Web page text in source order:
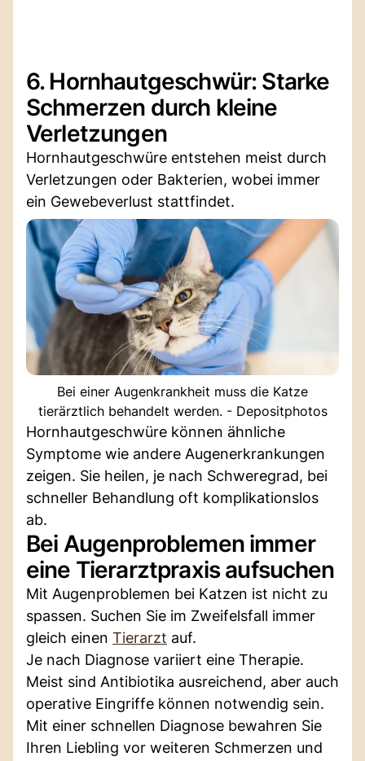
6. Hornhautgeschwür: Starke
Schmerzen durch kleine
Verletzungen
Hornhautgeschwüre entstehen meist durch
Verletzungen oder Bakterien, wobei immer
ein Gewebeverlust stattfindet.
Bei einer Augenkrankheit muss die Katze
tierärztlich behandelt werden. - Depositphotos
Hornhautgeschwüre können ähnliche
Symptome wie andere Augenerkrankungen
zeigen. Sie heilen, je nach Schweregrad, bei
schneller Behandlung oft komplikationslos
ab.
Bei Augenproblemen immer
eine Tierarztpraxis aufsuchen
Mit Augenproblemen bei Katzen ist nicht zu
spassen. Suchen Sie im Zweifelsfall immer
gleich einen Tierarzt auf.
Je nach Diagnose variiert eine Therapie.
Meist sind Antibiotika ausreichend, aber auch
operative Eingriffe können notwendig sein.
Mit einer schnellen Diagnose bewahren Sie
Ihren Liebling vor weiteren Schmerzen und